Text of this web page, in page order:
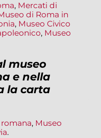
, Mercati di
di Roma in
, Museo Civico
, Museo
museo
e nella
la carta
, Museo
.